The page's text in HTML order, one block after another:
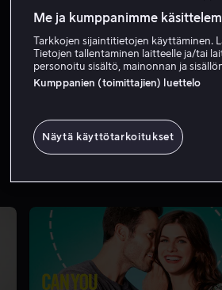
Me ja kumppanimme
Tarkkojen sijaintitietojen käyttäminen.
Tietojen tallentaminen laitteelle ja/tai
personoitu sisältö, mainonnan ja
Kumppanien (toimittajien) luettelo
Näytä käyttötarkoitukset